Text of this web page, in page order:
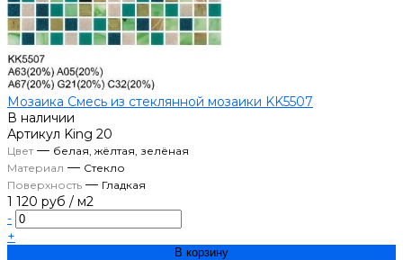
Мозаика Смесь из стеклянной мозаики KK5507
В наличии
Артикул King 20
Цвет— белая, жёлтая, зелёная
Материал — Стекло
Поверхность — Гладкая
1 120 руб / м2
-
+
В корзину